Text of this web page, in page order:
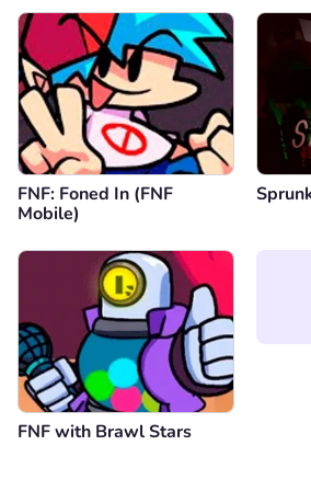
FNF: Foned In (FNF
Mobile)
FNF with Brawl Stars